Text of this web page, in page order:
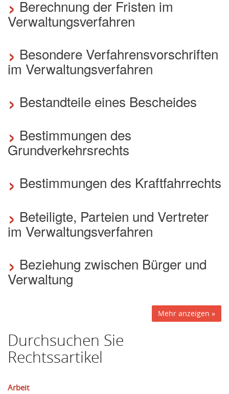
Berechnung der Fristen im
Verwaltungsverfahren
› Besondere Verfahrensvorschriften
im Verwaltungsverfahren
› Bestandteile eines Bescheides
› Bestimmungen des
Grundverkehrsrechts
› Bestimmungen des Kraftfahrrechts
› Beteiligte, Parteien und Vertreter
im Verwaltungsverfahren
› Beziehung zwischen Bürger und
Verwaltung
Mehr anzeigen »
Durchsuchen Sie
Rechtssartikel
Arbeit